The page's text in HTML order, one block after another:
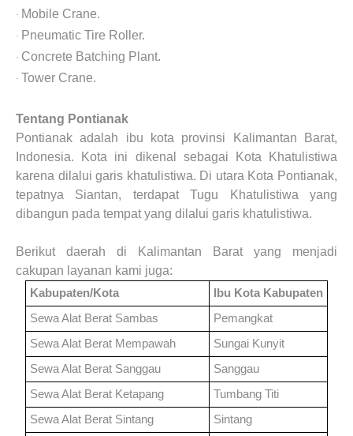
· Mobile Crane.
· Pneumatic Tire Roller.
· Concrete Batching Plant.
· Tower Crane.
Tentang Pontianak
Pontianak adalah ibu kota provinsi Kalimantan Barat,
Indonesia. Kota ini dikenal sebagai Kota Khatulistiwa
karena dilalui garis khatulistiwa. Di utara Kota Pontianak,
tepatnya Siantan, terdapat Tugu Khatulistiwa yang
dibangun pada tempat yang dilalui garis khatulistiwa.
Berikut daerah di Kalimantan Barat yang menjadi
cakupan layanan kami juga:
Kabupaten/Kota
Ibu Kota Kabupaten
Sewa Alat Berat Sambas
Pemangkat
Sewa Alat Berat Mempawah
Sungai Kunyit
Sewa Alat Berat Sanggau
Sanggau
Sewa Alat Berat Ketapang
Tumbang Titi
Sewa Alat Berat Sintang
Sintang